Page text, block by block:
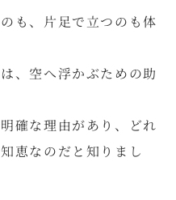
も、片足で立つのも体
、空へ浮かぶための助
確な理由があり、どれ
恵なのだと知りまし